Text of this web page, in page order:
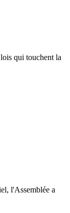
qui touchent la
l'Assemblée a